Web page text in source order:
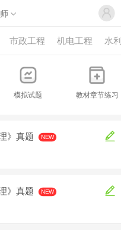
市政工程 机电工程 水
模拟试题 教材章节练习
》真题 NEW
》真题 NEW